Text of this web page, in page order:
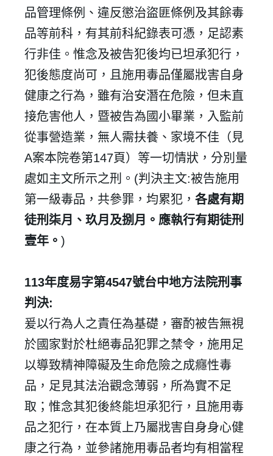
品管理條例、違反懲治盜匪條例及其餘毒
品等前科，有其前科紀錄表可憑，足認素
行非佳。惟念及被告犯後均已坦承犯行，
犯後態度尚可，且施用毒品僅屬戕害自身
健康之行為，雖有治安潛在危險，但未直
接危害他人，暨被告為國小畢業，入監前
從事營造業，無人需扶養、家境不佳（見
A案本院卷第147頁）等一切情狀，分別量
處如主文所示之刑。 (判決主文:被告施用
第一級毒品，共參罪，均累犯， 各處有期
徒刑柒月、玖月及捌月。應執行有期徒刑
壹年。 )
113年度易字第4547號台中地方法院刑事
判決:
爰以行為人之責任為基礎，審酌被告無視
於國家對於杜絕毒品犯罪之禁令，施用足
以導致精神障礙及生命危險之成癮性毒
品，足見其法治觀念薄弱，所為實不足
取；惟念其犯後終能坦承犯行，且施用毒
品之犯行，在本質上乃屬戕害自身身心健
康之行為，並參諸施用毒品者均有相當程